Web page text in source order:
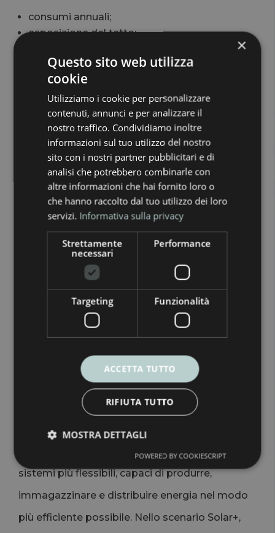
consumi annuali;
esposizione del tetto;
abitudini di consumo;
eventuale presenza di una batteria;
obiettivi di risparmio;
tipologia di abitazione o azienda.
Un impianto progettato bene non deve essere
scelto “a caso”. Deve essere dimensionato in
base alle reali esigenze di chi lo utilizzerà.
Per questo è importante partire da un’analisi
dei consumi. Solo così si può capire se il
fotovoltaico è davvero conveniente, quale
potenza installare e se l’accumulo può fare la
Il futuro dell’energia sarà
più intelligente
Il report di SolarPower Europe mostra una
direzione chiara: il futuro dell’energia non sarà
fatto solo da più impianti rinnovabili, ma da
sistemi più flessibili, capaci di produrre,
immagazzinare e distribuire energia nel modo
più efficiente possibile. Nello scenario Solar+,
×
Questo sito web utilizza
cookie
Utilizziamo i cookie per personalizzare
contenuti, annunci e per analizzare il
nostro traffico. Condividiamo inoltre
informazioni sul tuo utilizzo del nostro
sito con i nostri partner pubblicitari e di
analisi che potrebbero combinarle con
altre informazioni che hai fornito loro o
che hanno raccolto dal tuo utilizzo dei loro
servizi. Informativa sulla privacy
Strettamente
necessari
Performance
Targeting Funzionalità
ACCETTA TUTTO
RIFIUTA TUTTO
MOSTRA DETTAGLI
POWERED BY COOKIESCRIPT